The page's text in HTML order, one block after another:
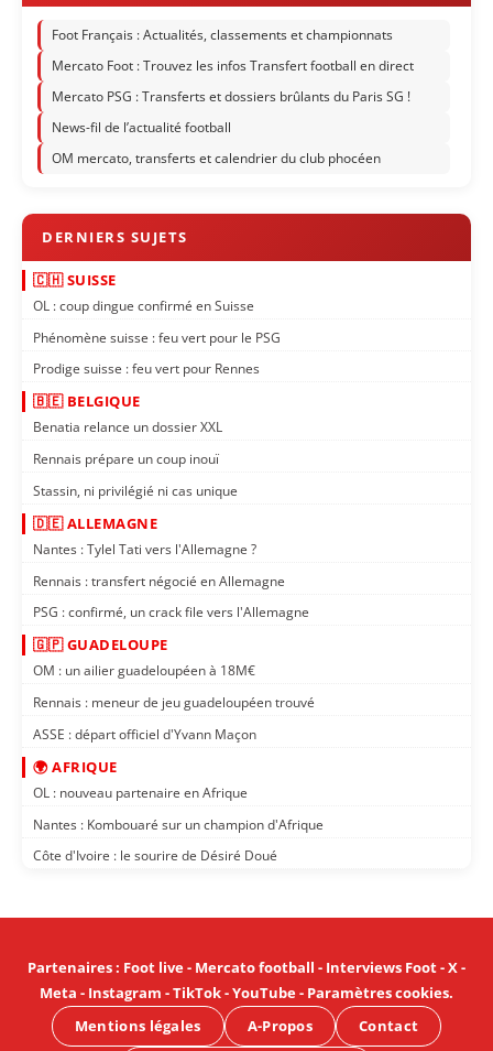
Foot Français : Actualités, classements et championnats
Mercato Foot : Trouvez les infos Transfert football en direct
Mercato PSG : Transferts et dossiers brûlants du Paris SG !
News-fil de l’actualité football
OM mercato, transferts et calendrier du club phocéen
🇨🇭 SUISSE
OL : coup dingue confirmé en Suisse
Phénomène suisse : feu vert pour le PSG
Prodige suisse : feu vert pour Rennes
🇧🇪 BELGIQUE
Benatia relance un dossier XXL
Rennais prépare un coup inouï
Stassin, ni privilégié ni cas unique
🇩🇪 ALLEMAGNE
Nantes : Tylel Tati vers l'Allemagne ?
Rennais : transfert négocié en Allemagne
PSG : confirmé, un crack file vers l'Allemagne
🇬🇵 GUADELOUPE
OM : un ailier guadeloupéen à 18M€
Rennais : meneur de jeu guadeloupéen trouvé
ASSE : départ officiel d'Yvann Maçon
🌍 AFRIQUE
OL : nouveau partenaire en Afrique
Nantes : Kombouaré sur un champion d'Afrique
Côte d'Ivoire : le sourire de Désiré Doué
Partenaires: Foot live- Mercato football - Interviews Foot-X-
Meta - Instagram -TikTok-YouTube- Paramètres cookies.
Mentions légales
A-Propos Contact